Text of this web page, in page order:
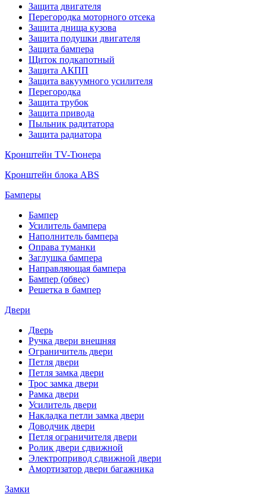
Защита двигателя
Перегородка моторного отсека
Защита днища кузова
Защита подушки двигателя
Защита бампера
Щиток подкапотный
Защита АКПП
Защита вакуумного усилителя
Перегородка
Защита трубок
Защита привода
Пыльник радитатора
Защита радиатора
Кронштейн TV-Тюнера
Кронштейн блока ABS
Бамперы
Бампер
Усилитель бампера
Наполнитель бампера
Оправа туманки
Заглушка бампера
Направляющая бампера
Бампер (обвес)
Решетка в бампер
Двери
Дверь
Ручка двери внешняя
Ограничитель двери
Петля двери
Петля замка двери
Трос замка двери
Рамка двери
Усилитель двери
Накладка петли замка двери
Доводчик двери
Петля ограничителя двери
Ролик двери сдвижной
Электропривод сдвижной двери
Амортизатор двери багажника
Замки